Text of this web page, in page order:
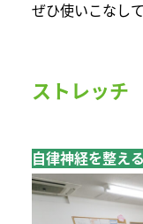
ぜひ使いこなし
ストレッチ
自律神経を整え